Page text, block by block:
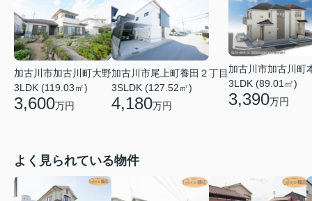
加古川市加古川町大野
3LDK (119.03㎡)
3,600万円
加古川市尾上町養田２丁目
3SLDK (127.52㎡)
4,180万円
加古川市加古川町
3LDK (89.01㎡)
3,390万円
よく見られている物件